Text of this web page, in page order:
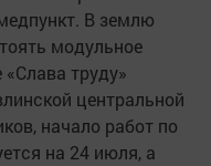
В землю
модульное
труду»
центральной
начало работ по
на 24 июля, а